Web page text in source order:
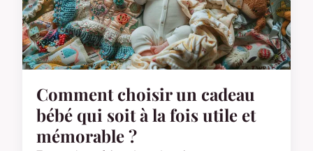
Comment choisir un cadeau
bébé qui soit à la fois utile et
mémorable ?